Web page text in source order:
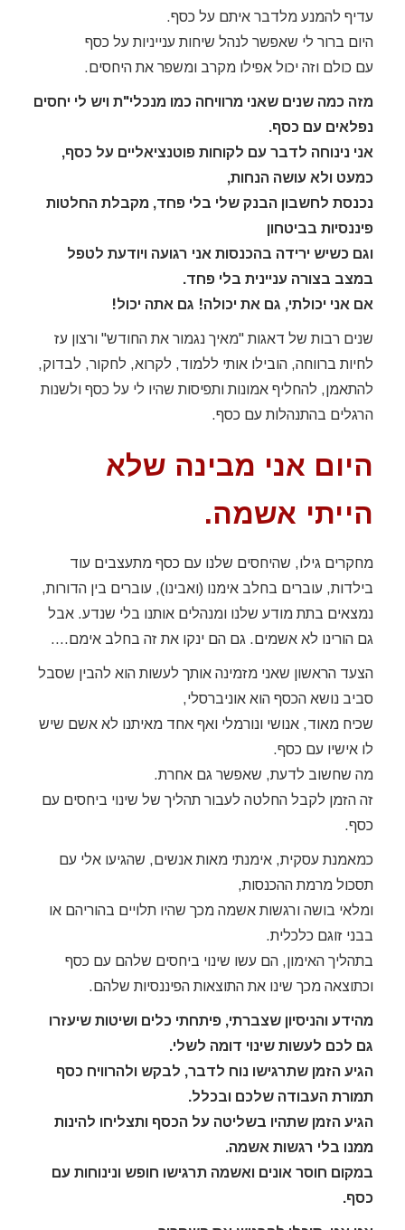
עדיף להמנע מלדבר איתם על כסף.
היום ברור לי שאפשר לנהל שיחות ענייניות על כסף
עם כולם וזה יכול אפילו מקרב ומשפר את היחסים.
מזה כמה שנים שאני מרוויחה כמו מנכלי"ת ויש לי יחסים
נפלאים עם כסף.
אני נינוחה לדבר עם לקוחות פוטנציאליים על כסף,
כמעט ולא עושה הנחות,
נכנסת לחשבון הבנק שלי בלי פחד, מקבלת החלטות
פיננסיות בביטחון
וגם כשיש ירידה בהכנסות אני רגועה ויודעת לטפל
במצב בצורה עניינית בלי פחד.
אם אני יכולתי, גם את יכולה! גם אתה יכול!
שנים רבות של דאגות "מאיך נגמור את החודש" ורצון עז
לחיות ברווחה, הובילו אותי ללמוד, לקרוא, לחקור, לבדוק,
להתאמן, להחליף אמונות ותפיסות שהיו לי על כסף ולשנות
הרגלים בהתנהלות עם כסף.
היום אני מבינה שלא
הייתי אשמה.
מחקרים גילו, שהיחסים שלנו עם כסף מתעצבים עוד
בילדות, עוברים בחלב אימנו (ואבינו), עוברים בין הדורות,
נמצאים בתת מודע שלנו ומנהלים אותנו בלי שנדע. אבל
גם הורינו לא אשמים. גם הם ינקו את זה בחלב אימם….
הצעד הראשון שאני מזמינה אותך לעשות הוא להבין שסבל
סביב נושא הכסף הוא אוניברסלי,
שכיח מאוד, אנושי ונורמלי ואף אחד מאיתנו לא אשם שיש
לו אישיו עם כסף.
מה שחשוב לדעת, שאפשר גם אחרת.
זה הזמן לקבל החלטה לעבור תהליך של שינוי ביחסים עם
כסף.
כמאמנת עסקית, אימנתי מאות אנשים, שהגיעו אלי עם
תסכול מרמת ההכנסות,
ומלאי בושה ורגשות אשמה מכך שהיו תלויים בהוריהם או
בבני זוגם כלכלית.
בתהליך האימון, הם עשו שינוי ביחסים שלהם עם כסף
וכתוצאה מכך שינו את התוצאות הפיננסיות שלהם.
מהידע והניסיון שצברתי, פיתחתי כלים ושיטות שיעזרו
גם לכם לעשות שינוי דומה לשלי.
הגיע הזמן שתרגישו נוח לדבר, לבקש ולהרוויח כסף
תמורת העבודה שלכם ובכלל.
הגיע הזמן שתהיו בשליטה על הכסף ותצליחו להינות
ממנו בלי רגשות אשמה.
במקום חוסר אונים ואשמה תרגישו חופש ונינוחות עם
כסף.